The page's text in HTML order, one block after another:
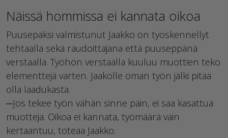
Näissä hommissa ei kannata oikoa
Puusepäksi valmistunut Jaakko on työskennellyt
tehtaalla sekä raudoittajana että puuseppänä
verstaalla. Työhön verstaalla kuuluu muottien teko
elementtejä varten. Jaakolle oman työn jälki pitää
olla laadukasta.
─Jos tekee työn vähän sinne päin, ei saa kasattua
muotteja. Oikoa ei kannata, työmäärä vain
kertaantuu, toteaa Jaakko.